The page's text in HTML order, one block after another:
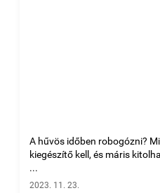
A hűvös időben robogózni?
kiegészítő kell, és máris
...
2023. 11. 23.